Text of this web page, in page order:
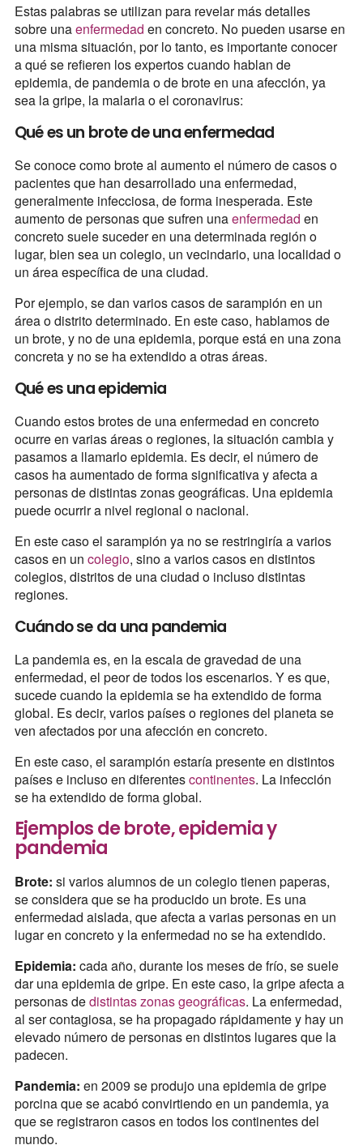
Estas palabras se utilizan para revelar más detalles
sobre unaenfermedad en concreto. No pueden usarse en
una misma situación, por lo tanto, es importante conocer
a qué se refieren los expertos cuando hablan de
epidemia, de pandemia o de brote en una afección, ya
sea la gripe, la malaria o el coronavirus:
Qué es un brote de una enfermedad
Se conoce como brote al aumento el número de casos o
pacientes que han desarrollado una enfermedad,
generalmente infecciosa, de forma inesperada. Este
aumento de personas que sufren unaenfermedad en
concreto suele suceder en una determinada región o
lugar, bien sea un colegio, un vecindario, una localidad o
un área específica de una ciudad.
Por ejemplo, se dan varios casos de sarampión en un
área o distrito determinado. En este caso, hablamos de
un brote, y no de una epidemia, porque está en una zona
concreta y no se ha extendido a otras áreas.
Qué es una epidemia
Cuando estos brotes de una enfermedad en concreto
ocurre en varias áreas o regiones, la situación cambia y
pasamos a llamarlo epidemia. Es decir, el número de
casos ha aumentado de forma significativa y afecta a
personas de distintas zonas geográficas. Una epidemia
puede ocurrir a nivel regional o nacional.
En este caso el sarampión ya no se restringiría a varios
casos en un colegio, sino a varios casos en distintos
colegios, distritos de una ciudad o incluso distintas
regiones.
Cuándo se da una pandemia
La pandemia es, en la escala de gravedad de una
enfermedad, el peor de todos los escenarios. Y es que,
sucede cuando la epidemia se ha extendido de forma
global. Es decir, varios países o regiones del planeta se
ven afectados por una afección en concreto.
En este caso, el sarampión estaría presente en distintos
países e incluso en diferentescontinentes. La infección
se ha extendido de forma global.
Ejemplos de brote, epidemia y
pandemia
Brote: si varios alumnos de un colegio tienen paperas,
se considera que se ha producido un brote. Es una
enfermedad aislada, que afecta a varias personas en un
lugar en concreto y la enfermedad no se ha extendido.
Epidemia: cada año, durante los meses de frío, se suele
dar una epidemia de gripe. En este caso, la gripe afecta a
personas dedistintas zonas geográficas. La enfermedad,
al ser contagiosa, se ha propagado rápidamente y hay un
elevado número de personas en distintos lugares que la
padecen.
Pandemia: en 2009 se produjo una epidemia de gripe
porcina que se acabó convirtiendo en un pandemia, ya
que se registraron casos en todos los continentes del
mundo.